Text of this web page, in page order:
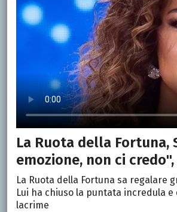
La Ruota della Fortuna,
emozione, non ci
La Ruota della Fortuna sa regalare
Lui ha chiuso la puntata incredula
lacrime